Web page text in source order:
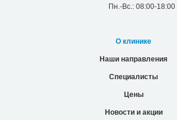
Пн.-Вс.: 08:00-18:00
О клинике
Наши направления
Специалисты
Цены
Новости и акции